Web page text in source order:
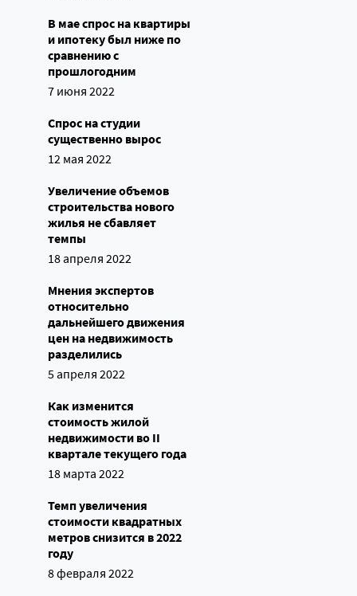
В мае спрос на квартиры
и ипотеку был ниже по
сравнению с
прошлогодним
7 июня 2022
Спрос на студии
существенно вырос
12 мая 2022
Увеличение объемов
строительства нового
жилья не сбавляет
темпы
18 апреля 2022
Мнения экспертов
относительно
дальнейшего движения
цен на недвижимость
разделились
5 апреля 2022
Как изменится
стоимость жилой
недвижимости во II
квартале текущего года
18 марта 2022
Темп увеличения
стоимости квадратных
метров снизится в 2022
году
8 февраля 2022